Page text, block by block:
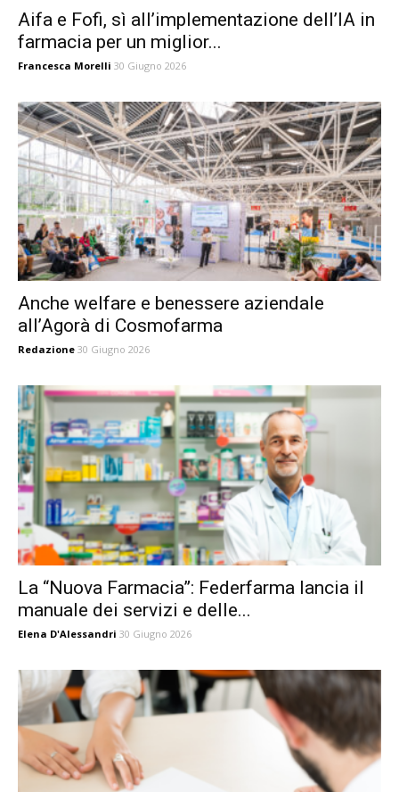
Aifa e Fofi, sì all’implementazione dell’IA in
farmacia per un miglior...
Francesca Morelli 30 Giugno 2026
Anche welfare e benessere aziendale
all’Agorà di Cosmofarma
Redazione 30 Giugno 2026
La “Nuova Farmacia”: Federfarma lancia il
manuale dei servizi e delle...
Elena D'Alessandri 30 Giugno 2026